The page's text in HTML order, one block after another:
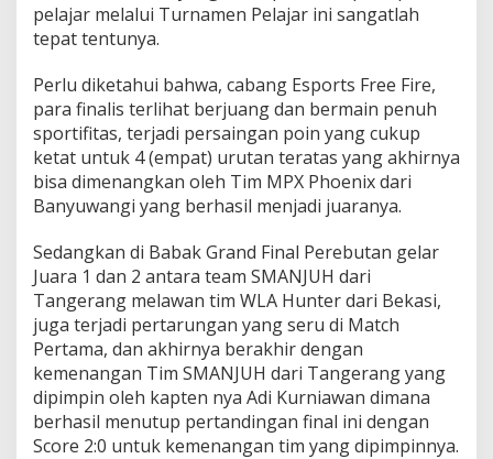
pelajar melalui Turnamen Pelajar ini sangatlah
tepat tentunya.
Perlu diketahui bahwa, cabang Esports Free Fire,
para finalis terlihat berjuang dan bermain penuh
sportifitas, terjadi persaingan poin yang cukup
ketat untuk 4 (empat) urutan teratas yang akhirnya
bisa dimenangkan oleh Tim MPX Phoenix dari
Banyuwangi yang berhasil menjadi juaranya.
Sedangkan di Babak Grand Final Perebutan gelar
Juara 1 dan 2 antara team SMANJUH dari
Tangerang melawan tim WLA Hunter dari Bekasi,
juga terjadi pertarungan yang seru di Match
Pertama, dan akhirnya berakhir dengan
kemenangan Tim SMANJUH dari Tangerang yang
dipimpin oleh kapten nya Adi Kurniawan dimana
berhasil menutup pertandingan final ini dengan
Score 2:0 untuk kemenangan tim yang dipimpinnya.